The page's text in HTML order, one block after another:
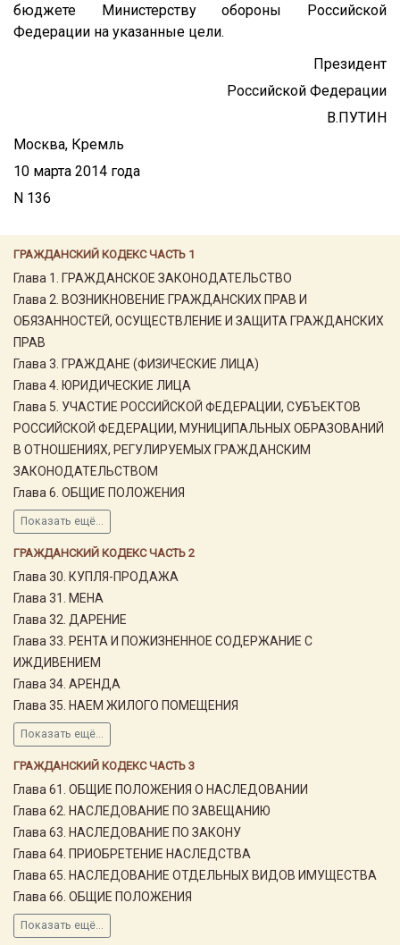
ГРАЖДАНСКИЙ КОДЕКС ЧАСТЬ 1
Глава 1. ГРАЖДАНСКОЕ ЗАКОНОДАТЕЛЬСТВО
Глава 2. ВОЗНИКНОВЕНИЕ ГРАЖДАНСКИХ ПРАВ И
ОБЯЗАННОСТЕЙ, ОСУЩЕСТВЛЕНИЕ И ЗАЩИТА ГРАЖДАНСКИХ
ПРАВ
Глава 3. ГРАЖДАНЕ (ФИЗИЧЕСКИЕ ЛИЦА)
Глава 4. ЮРИДИЧЕСКИЕ ЛИЦА
Глава 5. УЧАСТИЕ РОССИЙСКОЙ ФЕДЕРАЦИИ, СУБЪЕКТОВ
РОССИЙСКОЙ ФЕДЕРАЦИИ, МУНИЦИПАЛЬНЫХ ОБРАЗОВАНИЙ
В ОТНОШЕНИЯХ, РЕГУЛИРУЕМЫХ ГРАЖДАНСКИМ
ЗАКОНОДАТЕЛЬСТВОМ
Глава 6. ОБЩИЕ ПОЛОЖЕНИЯ
Показать ещё...
ГРАЖДАНСКИЙ КОДЕКС ЧАСТЬ 2
Глава 30. КУПЛЯ-ПРОДАЖА
Глава 31. МЕНА
Глава 32. ДАРЕНИЕ
Глава 33. РЕНТА И ПОЖИЗНЕННОЕ СОДЕРЖАНИЕ С
ИЖДИВЕНИЕМ
Глава 34. АРЕНДА
Глава 35. НАЕМ ЖИЛОГО ПОМЕЩЕНИЯ
Показать ещё...
ГРАЖДАНСКИЙ КОДЕКС ЧАСТЬ 3
Глава 61. ОБЩИЕ ПОЛОЖЕНИЯ О НАСЛЕДОВАНИИ
Глава 62. НАСЛЕДОВАНИЕ ПО ЗАВЕЩАНИЮ
Глава 63. НАСЛЕДОВАНИЕ ПО ЗАКОНУ
Глава 64. ПРИОБРЕТЕНИЕ НАСЛЕДСТВА
Глава 65. НАСЛЕДОВАНИЕ ОТДЕЛЬНЫХ ВИДОВ ИМУЩЕСТВА
Глава 66. ОБЩИЕ ПОЛОЖЕНИЯ
Показать ещё...
бюджете Министерству обороны Российской
Федерации на указанные цели.
Президент
Российской Федерации
В.ПУТИН
Москва, Кремль
10 марта 2014 года
N 136